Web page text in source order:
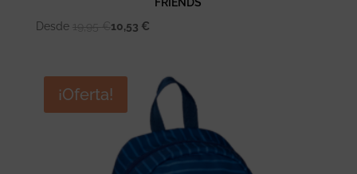
Desde
10,53 €
¡Oferta!